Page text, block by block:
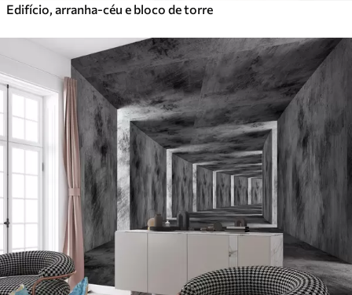
Edifício, arranha-céu e bloco de torre